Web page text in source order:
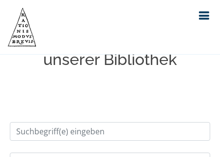
Einfache Suche im Bestand
unserer Bibliothek